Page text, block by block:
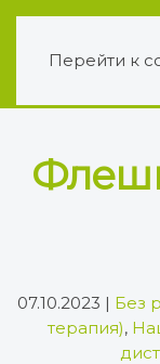
Перейти к
07.10.2023 | Без
терапия),